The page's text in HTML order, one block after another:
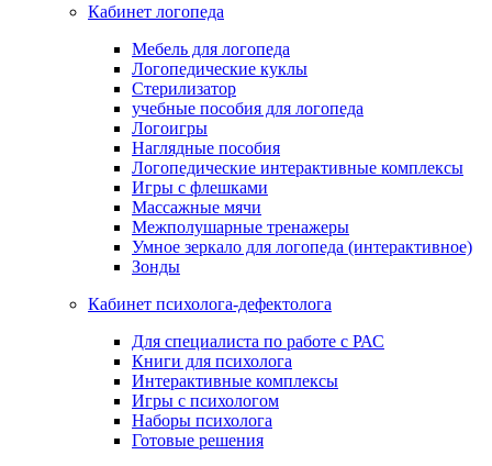
Кабинет логопеда
Мебель для логопеда
Логопедические куклы
Стерилизатор
учебные пособия для логопеда
Логоигры
Наглядные пособия
Логопедические интерактивные комплексы
Игры с флешками
Массажные мячи
Межполушарные тренажеры
Умное зеркало для логопеда (интерактивное)
Зонды
Кабинет психолога-дефектолога
Для специалиста по работе с РАС
Книги для психолога
Интерактивные комплексы
Игры с психологом
Наборы психолога
Готовые решения